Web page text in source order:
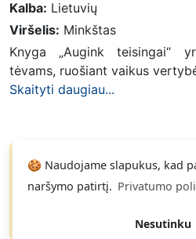
🍪 Naudojame slapukus, kad
naršymo patirtį. Privatumo
Nesutinku
Kalba: Lietuvių
Viršelis: Minkštas
Knyga „Augink teisingai“
tėvams, ruošiant vaikus
Skaityti daugiau...
Knyga
Paspauskite
Noriu ir
knyga pasirodys